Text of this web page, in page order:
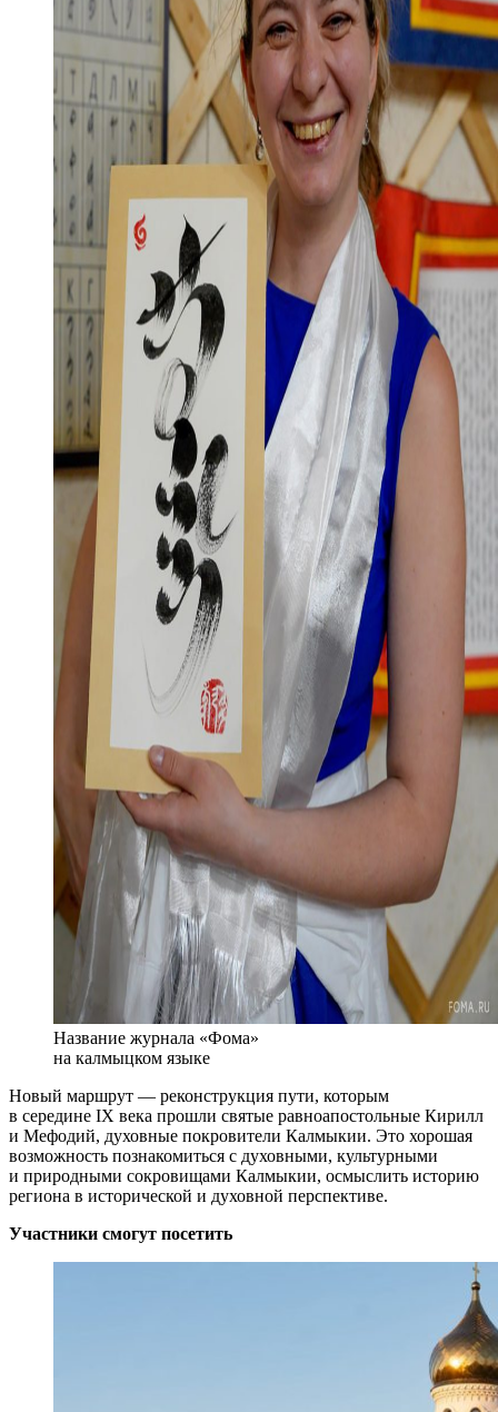
Название журнала «Фома»
на калмыцком языке
Новый маршрут — реконструкция пути, которым
в середине IX века прошли святые равноапостольные Кирилл
и Мефодий, духовные покровители Калмыкии. Это хорошая
возможность познакомиться с духовными, культурными
и природными сокровищами Калмыкии, осмыслить историю
региона в исторической и духовной перспективе.
Участники смогут посетить